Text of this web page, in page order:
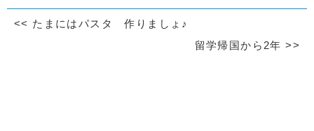
<< たまにはパスタ 作りましょ♪
留学帰国から2年>>